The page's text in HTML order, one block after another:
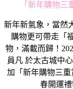
「新年購物
新年新氣象，當然
購物更可帶走「
物，滿載而歸！
員凡 於太古城中
加「新年購物三
春開運